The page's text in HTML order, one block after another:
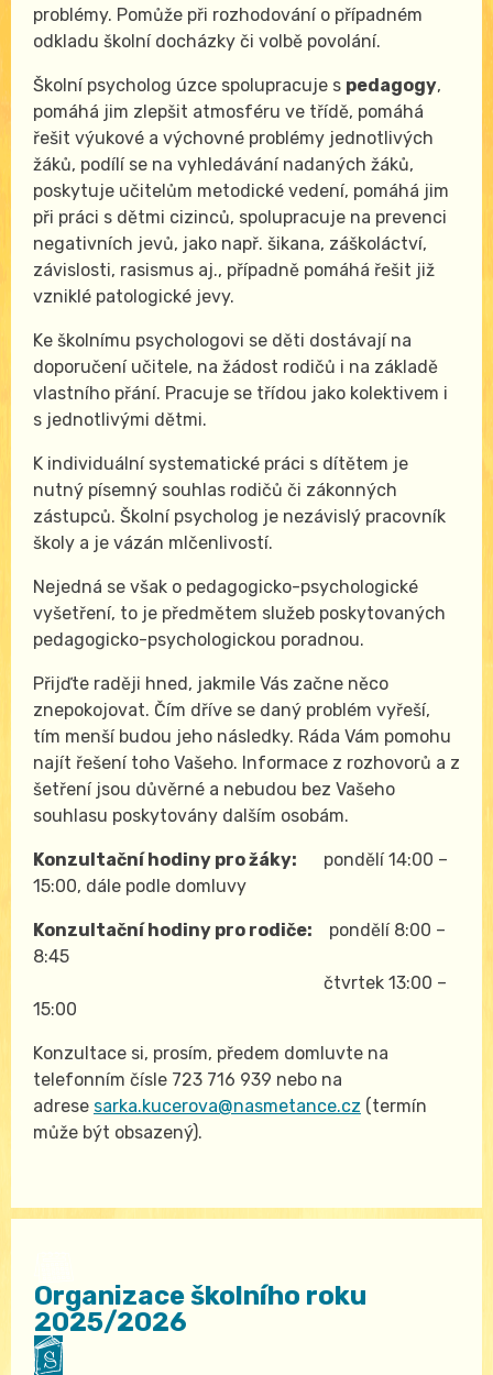
problémy. Pomůže při rozhodování o případném
odkladu školní docházky či volbě povolání.
Školní psycholog úzce spolupracuje s pedagogy,
pomáhá jim zlepšit atmosféru ve třídě, pomáhá
řešit výukové a výchovné problémy jednotlivých
žáků, podílí se na vyhledávání nadaných žáků,
poskytuje učitelům metodické vedení, pomáhá jim
při práci s dětmi cizinců, spolupracuje na prevenci
negativních jevů, jako např. šikana, záškoláctví,
závislosti, rasismus aj., případně pomáhá řešit již
vzniklé patologické jevy.
Ke školnímu psychologovi se děti dostávají na
doporučení učitele, na žádost rodičů i na základě
vlastního přání. Pracuje se třídou jako kolektivem i
s jednotlivými dětmi.
K individuální systematické práci s dítětem je
nutný písemný souhlas rodičů či zákonných
zástupců. Školní psycholog je nezávislý pracovník
školy a je vázán mlčenlivostí.
Nejedná se však o pedagogicko-psychologické
vyšetření, to je předmětem služeb poskytovaných
pedagogicko-psychologickou poradnou.
Přijďte raději hned, jakmile Vás začne něco
znepokojovat. Čím dříve se daný problém vyřeší,
tím menší budou jeho následky. Ráda Vám pomohu
najít řešení toho Vašeho. Informace z rozhovorů a z
šetření jsou důvěrné a nebudou bez Vašeho
souhlasu poskytovány dalším osobám.
Konzultační hodiny pro žáky: pondělí 14:00 –
15:00, dále podle domluvy
Konzultační hodiny pro rodiče: pondělí 8:00 –
8:45
čtvrtek 13:00 –
15:00
Konzultace si, prosím, předem domluvte na
telefonním čísle 723 716 939 nebo na
adrese sarka.kucerova@nasmetance.cz (termín
může být obsazený).
Organizace školního roku
2025/2026